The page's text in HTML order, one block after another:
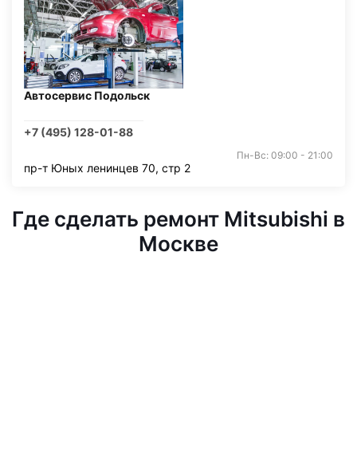
Автосервис Подольск
+7 (495) 128-01-88
Пн-Вс: 09:00 - 21:00
пр-т Юных ленинцев 70, стр 2
Где сделать ремонт Mitsubishi в
Москве